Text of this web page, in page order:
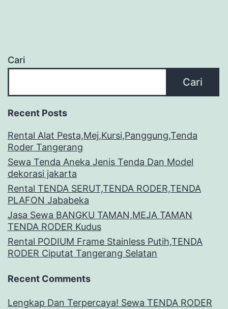
Cari
Cari
Recent Posts
Rental Alat Pesta,Mej,Kursi,Panggung,Tenda
Roder Tangerang
Sewa Tenda Aneka Jenis Tenda Dan Model
dekorasi jakarta
Rental TENDA SERUT,TENDA RODER,TENDA
PLAFON Jababeka
Jasa Sewa BANGKU TAMAN,MEJA TAMAN
TENDA RODER Kudus
Rental PODIUM Frame Stainless Putih,TENDA
RODER Ciputat Tangerang Selatan
Recent Comments
Lengkap Dan Terpercaya! Sewa TENDA RODER